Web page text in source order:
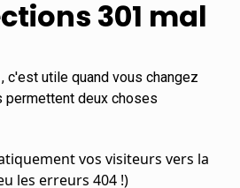
301 mal
, c'est utile quand vous changez
permettent deux choses
vos visiteurs vers la
les erreurs 404 !)